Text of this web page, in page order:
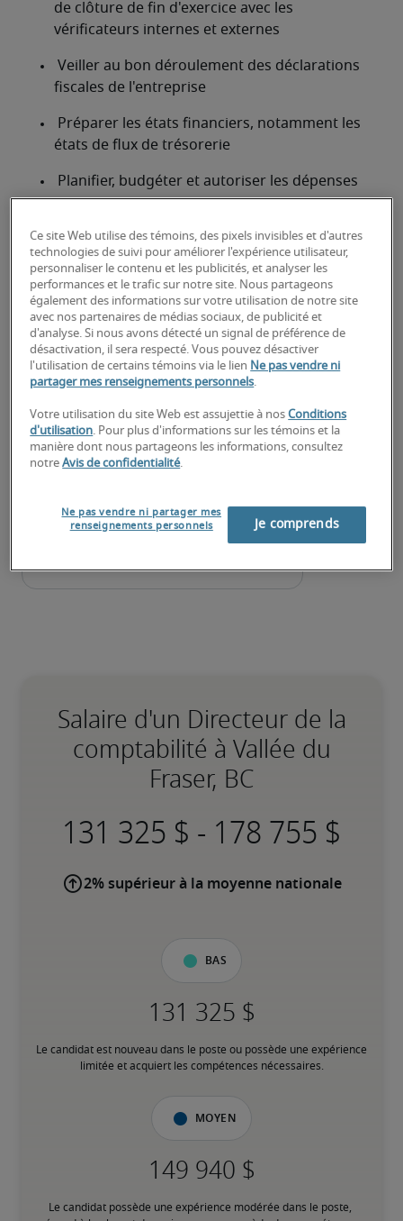
de clôture de fin d'exercice avec les
vérificateurs internes et externes
fiscales de l'entreprise
états de flux de trésorerie
Planifier, budgéter et autoriser les dépenses
comptable
À la recherche d'un directeur de
la comptabilité ou d'un poste de
directeur de la comptabilité?
Téléchargez votre CV ou faites une demande de
contactera sous peu.
Robert Half peut vous aider à combler vos besoins
de recrutement pour des postes de
Salaire d'un Directeur de la
comptabilité à Vallée du
Fraser, BC
-
2% supérieur à la moyenne nationale
Bas
Le candidat est nouveau dans le poste ou possède une expérience
limitée et acquiert les compétences nécessaires.
Moyen
Le candidat possède une expérience modérée dans le poste,
Ce site Web utilise des témoins, des pixels invisibles et d'autres
technologies de suivi pour améliorer l'expérience utilisateur,
personnaliser le contenu et les publicités, et analyser les
performances et le trafic sur notre site. Nous partageons
également des informations sur votre utilisation de notre site
avec nos partenaires de médias sociaux, de publicité et
d'analyse. Si nous avons détecté un signal de préférence de
désactivation, il sera respecté. Vous pouvez désactiver
l'utilisation de certains témoins via le lien Ne pas vendre ni
partager mes renseignements personnels.
Votre utilisation du site Web est assujettie à nosConditions
d'utilisation. Pour plus d'informations sur les témoins et la
manière dont nous partageons les informations, consultez
notreAvis de confidentialité.
Ne pas vendre ni partager mes
renseignements personnels
Je comprends